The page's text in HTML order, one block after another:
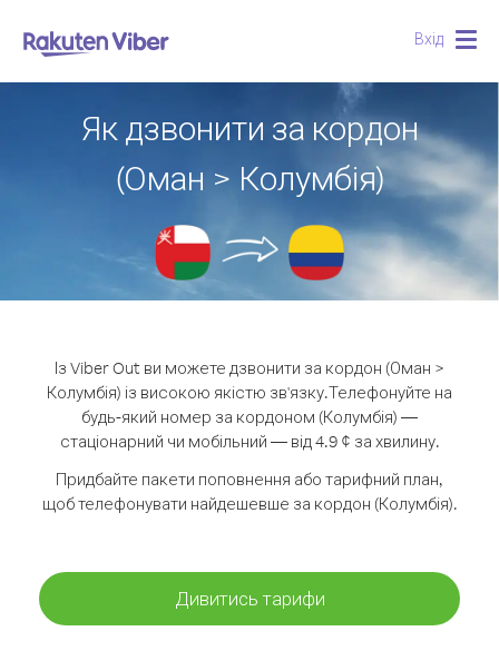
Вхід
Як дзвонити за кордон
(Оман > Колумбія)
Із Viber Out ви можете дзвонити за кордон (Оман >
Колумбія) із високою якістю зв'язку.Телефонуйте на
будь-який номер за кордоном (Колумбія) —
стаціонарний чи мобільний — від 4.9 ¢ за хвилину.
Придбайте пакети поповнення або тарифний план,
щоб телефонувати найдешевше за кордон (Колумбія).
Дивитись тарифи